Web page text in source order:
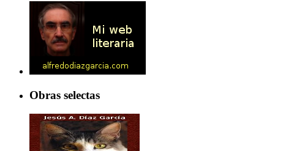
Obras selectas